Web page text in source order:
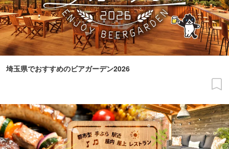
埼玉県でおすすめのビアガーデン2026